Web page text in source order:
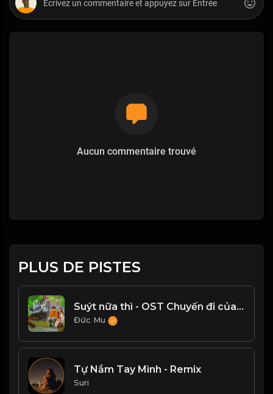
Aucun commentaire trouvé
PLUS DE PISTES
Suýt nữa thì - OST Chuyến đi của thanh xuân
Đức Mu
Tự Nắm Tay Mình - Remix
Suri